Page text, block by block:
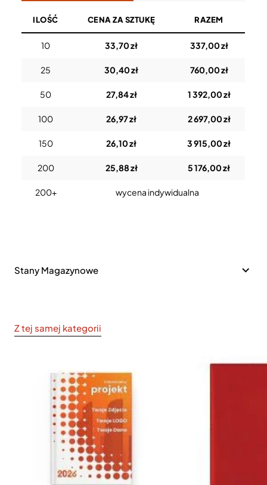
ILOŚĆ CENA ZA SZTUKĘ RAZEM
10 33,70 zł 337,00 zł
25 30,40 zł 760,00 zł
50 27,84 zł 1 392,00 zł
100 26,97 zł 2 697,00 zł
150 26,10 zł 3 915,00 zł
200 25,88 zł 5 176,00 zł
200+ wycena indywidualna
Stany Magazynowe
Z tej samej kategorii